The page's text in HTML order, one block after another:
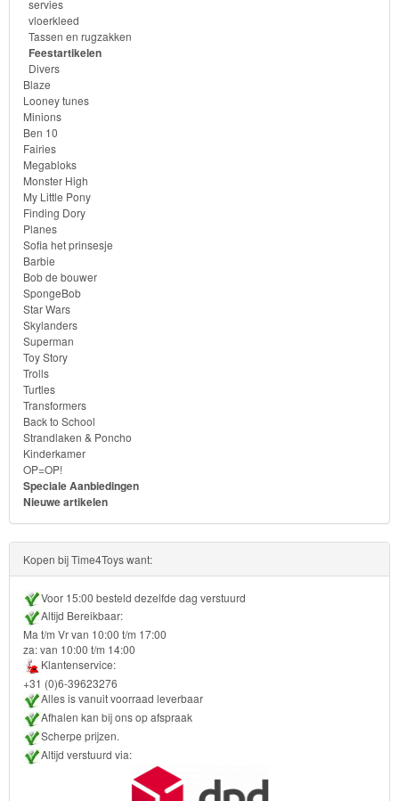
servies
vloerkleed
Tassen en rugzakken
Feestartikelen
Divers
Blaze
Looney tunes
Minions
Ben 10
Fairies
Megabloks
Monster High
My Little Pony
Finding Dory
Planes
Sofia het prinsesje
Barbie
Bob de bouwer
SpongeBob
Star Wars
Skylanders
Superman
Toy Story
Trolls
Turtles
Transformers
Back to School
Strandlaken & Poncho
Kinderkamer
OP=OP!
Speciale Aanbiedingen
Nieuwe artikelen
Kopen bij Time4Toys want:
Voor 15:00 besteld dezelfde dag verstuurd
Altijd Bereikbaar:
Ma t/m Vr van 10:00 t/m 17:00
za: van 10:00 t/m 14:00
Klantenservice:
+31 (0)6-39623276
Alles is vanuit voorraad leverbaar
Afhalen kan bij ons op afspraak
Scherpe prijzen.
Altijd verstuurd via: